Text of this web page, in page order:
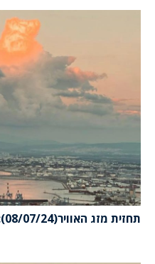
תחזית מזג האוויר(08/07/24): טמפרטורות רגילות לעונה